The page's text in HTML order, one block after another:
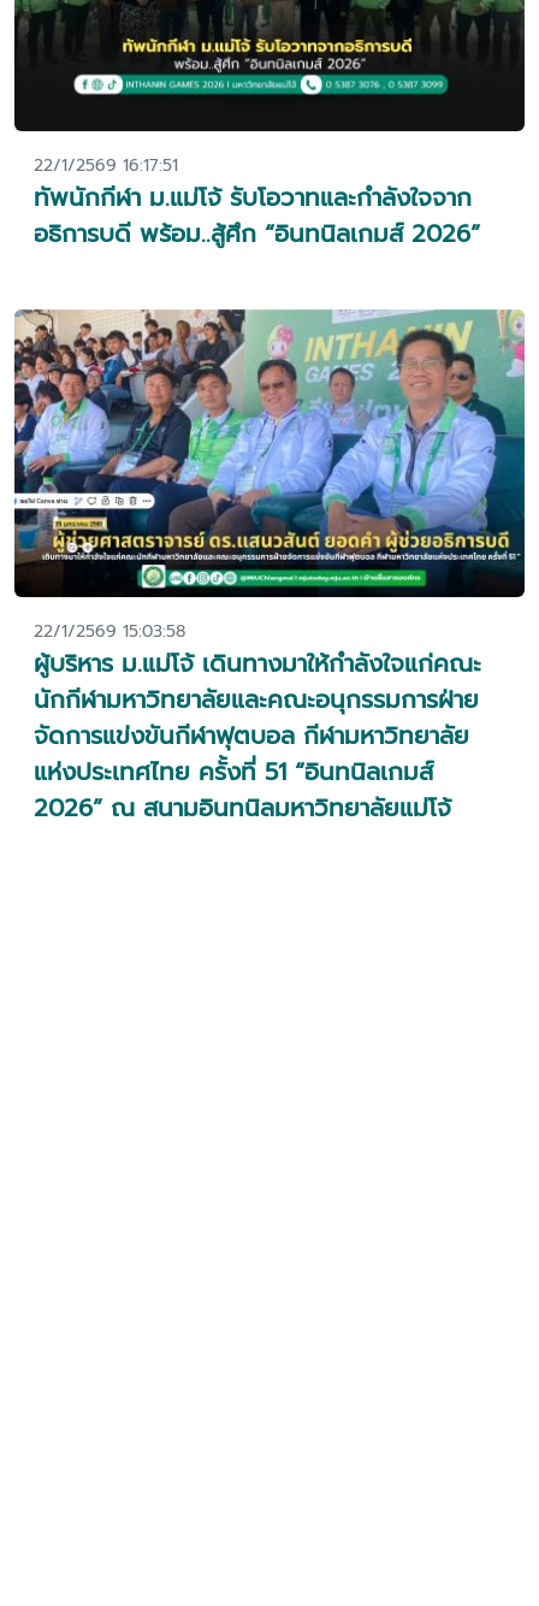
22/1/2569 16:17:51
ทัพนักกีฬา ม.แม่โจ้ รับโอวาทและกำลังใจจาก
อธิการบดี พร้อม..สู้ศึก “อินทนิลเกมส์ 2026”
22/1/2569 15:03:58
ผู้บริหาร ม.แม่โจ้ เดินทางมาให้กำลังใจแก่คณะ
นักกีฬามหาวิทยาลัยและคณะอนุกรรมการฝ่าย
จัดการแข่งขันกีฬาฟุตบอล กีฬามหาวิทยาลัย
แห่งประเทศไทย ครั้งที่ 51 “อินทนิลเกมส์
2026” ณ สนามอินทนิลมหาวิทยาลัยแม่โจ้